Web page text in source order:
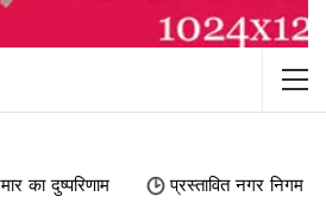
प्रस्तावित नगर निगम में शामिल किए